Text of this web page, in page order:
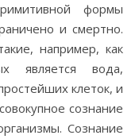
формы
и смертно.
например, как
является вода,
клеток, и
сознание
Сознание